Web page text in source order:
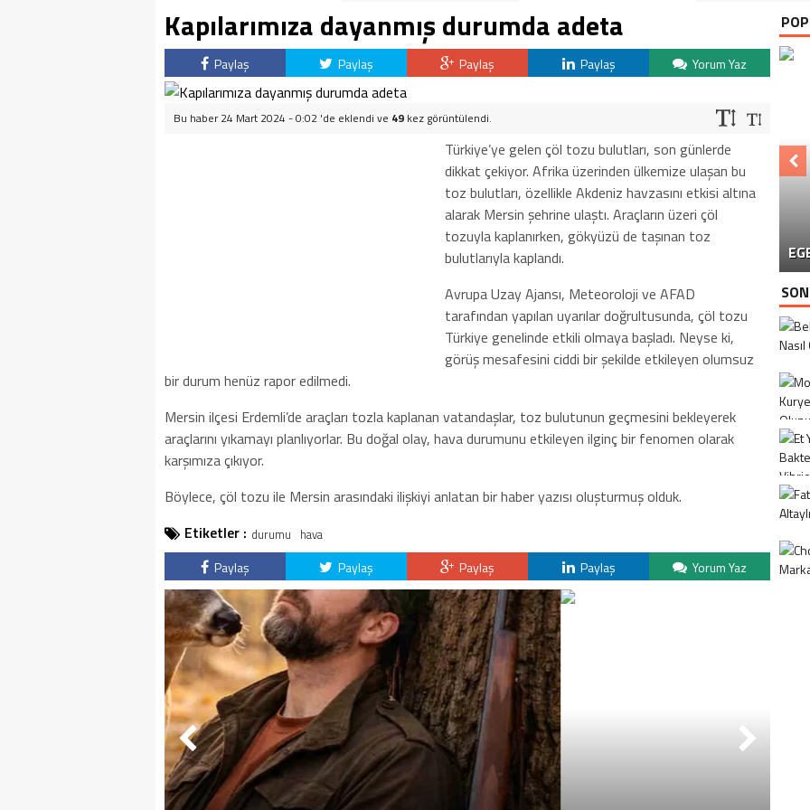
Kapılarımıza dayanmış durumda adeta
Paylaş Paylaş Paylaş Paylaş Yorum Yaz
Bu haber 24 Mart 2024 - 0:02 'de eklendi ve 49 kez görüntülendi.
Türkiye’ye gelen çöl tozu bulutları, son günlerde
dikkat çekiyor. Afrika üzerinden ülkemize ulaşan bu
toz bulutları, özellikle Akdeniz havzasını etkisi altına
alarak Mersin şehrine ulaştı. Araçların üzeri çöl
tozuyla kaplanırken, gökyüzü de taşınan toz
bulutlarıyla kaplandı.
Avrupa Uzay Ajansı, Meteoroloji ve AFAD
tarafından yapılan uyarılar doğrultusunda, çöl tozu
Türkiye genelinde etkili olmaya başladı. Neyse ki,
görüş mesafesini ciddi bir şekilde etkileyen olumsuz
bir durum henüz rapor edilmedi.
Mersin ilçesi Erdemli’de araçları tozla kaplanan vatandaşlar, toz bulutunun geçmesini bekleyerek
araçlarını yıkamayı planlıyorlar. Bu doğal olay, hava durumunu etkileyen ilginç bir fenomen olarak
karşımıza çıkıyor.
Böylece, çöl tozu ile Mersin arasındaki ilişkiyi anlatan bir haber yazısı oluşturmuş olduk.
Etiketler : durumu hava
Paylaş Paylaş Paylaş Paylaş Yorum Yaz